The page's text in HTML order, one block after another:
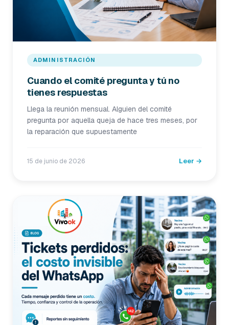
ADMINISTRACIÓN
Cuando el comité pregunta y tú no
tienes respuestas
Llega la reunión mensual. Alguien del comité
pregunta por aquella queja de hace tres meses, por
la reparación que supuestamente
15 de junio de 2026 Leer →